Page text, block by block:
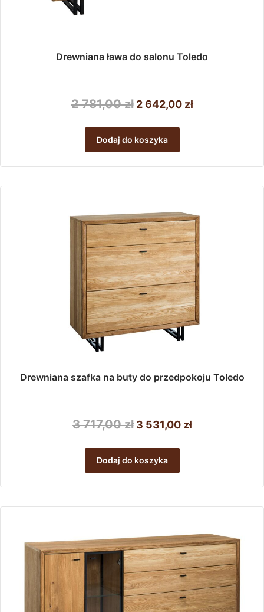
Drewniana ława do salonu Toledo
2 781,00zł Pierwotna
wynosiła:
2
781,00 zł.
2 642,00 złAktualna
642,00 zł.
Dodaj do koszyka
Drewniana szafka na buty do przedpokoju Toledo
3 717,00zł Pierwotna
wynosiła:
3
717,00 zł.
3 531,00 złAktualna
531,00 zł.
Dodaj do koszyka